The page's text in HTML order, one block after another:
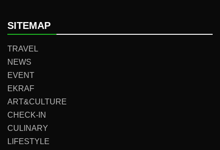
SITEMAP
TRAVEL
NEWS
EVENT
EKRAF
ART&CULTURE
CHECK-IN
CULINARY
LIFESTYLE